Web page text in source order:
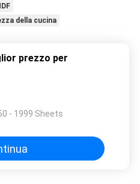
della cucina
prezzo per
- 1999 Sheets